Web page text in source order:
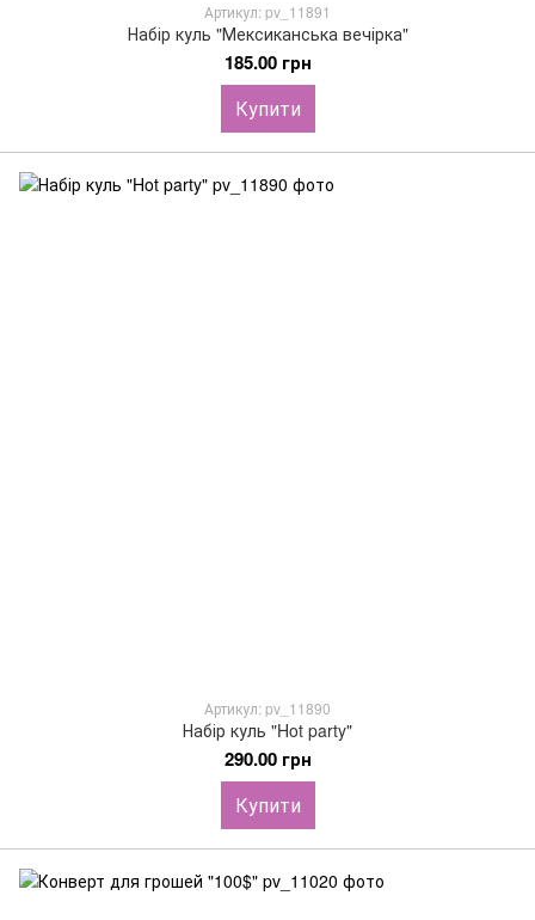
Артикул: pv_11891
Набір куль "Мексиканська вечірка"
185.00 грн
Купити
Артикул: pv_11890
Набір куль "Hot party"
290.00 грн
Купити